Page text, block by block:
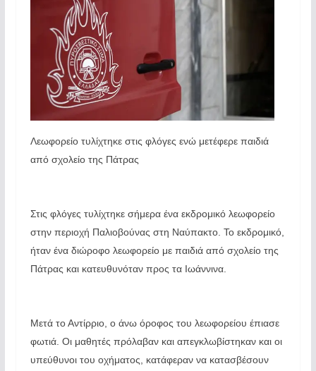
Λεωφορείο τυλίχτηκε στις φλόγες ενώ μετέφερε παιδιά
από σχολείο της Πάτρας
Στις φλόγες τυλίχτηκε σήμερα ένα εκδρομικό λεωφορείο
στην περιοχή Παλιοβούνας στη Ναύπακτο. Το εκδρομικό,
ήταν ένα διώροφο λεωφορείο με παιδιά από σχολείο της
Πάτρας και κατευθυνόταν προς τα Ιωάννινα.
Μετά το Αντίρριο, ο άνω όροφος του λεωφορείου έπιασε
φωτιά. Οι μαθητές πρόλαβαν και απεγκλωβίστηκαν και οι
υπεύθυνοι του οχήματος, κατάφεραν να κατασβέσουν